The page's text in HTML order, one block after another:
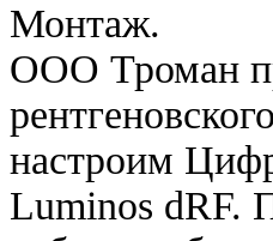
Монтаж.
ООО Троман
настроим
Luminos dRF.